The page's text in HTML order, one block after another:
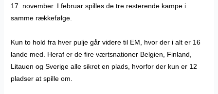
17. november. I februar spilles de tre resterende kampe i
samme rækkefølge.
Kun to hold fra hver pulje går videre til EM, hvor der i alt er 16
lande med. Heraf er de fire værtsnationer Belgien, Finland,
Litauen og Sverige alle sikret en plads, hvorfor der kun er 12
pladser at spille om.